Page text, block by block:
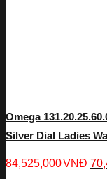
Omega
Silver Dial Ladies
84,525,000VNĐ